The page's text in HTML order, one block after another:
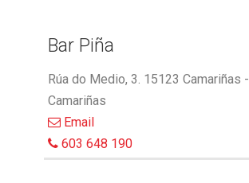
Bar Piña
Rúa do Medio, 3. 15123 Camariñas -
Camariñas
Email
603 648 190